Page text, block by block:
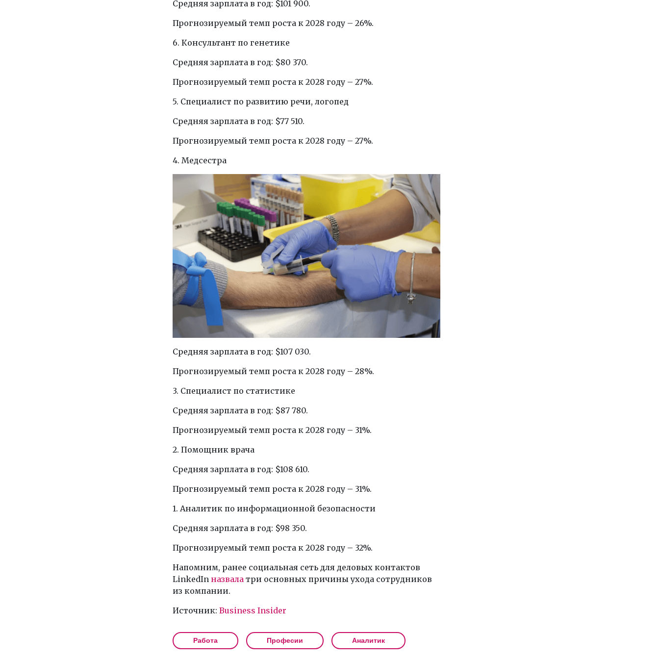
Средняя зарплата в год: $101 900.
Прогнозируемый темп роста к 2028 году – 26%.
6. Консультант по генетике
Средняя зарплата в год: $80 370.
Прогнозируемый темп роста к 2028 году – 27%.
5. Специалист по развитию речи, логопед
Средняя зарплата в год: $77 510.
Прогнозируемый темп роста к 2028 году – 27%.
4. Медсестра
Средняя зарплата в год: $107 030.
Прогнозируемый темп роста к 2028 году – 28%.
3. Специалист по статистике
Средняя зарплата в год: $87 780.
Прогнозируемый темп роста к 2028 году – 31%.
2. Помощник врача
Средняя зарплата в год: $108 610.
Прогнозируемый темп роста к 2028 году – 31%.
1. Аналитик по информационной безопасности
Средняя зарплата в год: $98 350.
Прогнозируемый темп роста к 2028 году – 32%.
Напомним, ранее социальная сеть для деловых контактов
LinkedIn назвала три основных причины ухода сотрудников
из компании.
Источник: Business Insider
Работа Професии Аналитик